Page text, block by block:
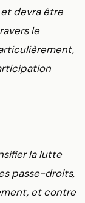
devra être
le
la lutte
passe-droits,
et contre